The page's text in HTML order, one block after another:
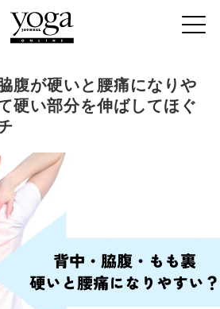
腹が硬いと腰痛になりや
硬い部分を伸ばしてほぐ